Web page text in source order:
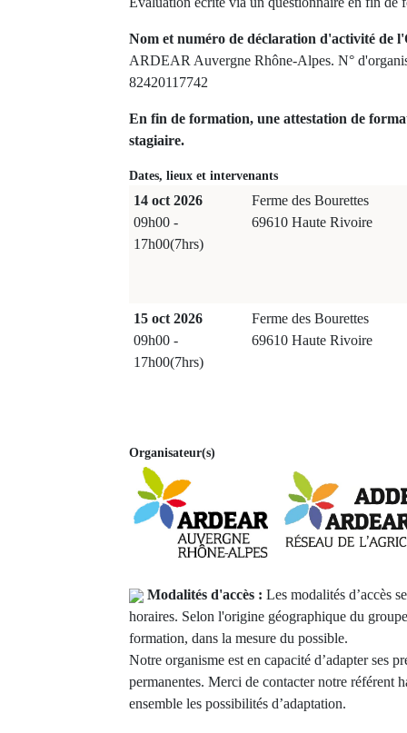
Nom et numéro de déclaration d'activité de
ARDEAR Auvergne Rhône-Alpes. N°
82420117742
En fin de formation, une attestation de
stagiaire.
Dates, lieux et intervenants
14 oct 2026
09h00 -
17h00(7hrs)
Ferme des Bourettes
69610 Haute Rivoire
15 oct 2026
09h00 -
17h00(7hrs)
Ferme des Bourettes
69610 Haute Rivoire
Organisateur(s)
Modalités d'accès : Les modalités d’accès
horaires. Selon l'origine géographique du
formation, dans la mesure du possible.
Notre organisme est en capacité d’adapter ses
permanentes. Merci de contacter notre référent
ensemble les possibilités d’adaptation.